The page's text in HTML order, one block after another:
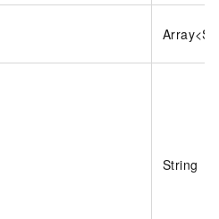
String